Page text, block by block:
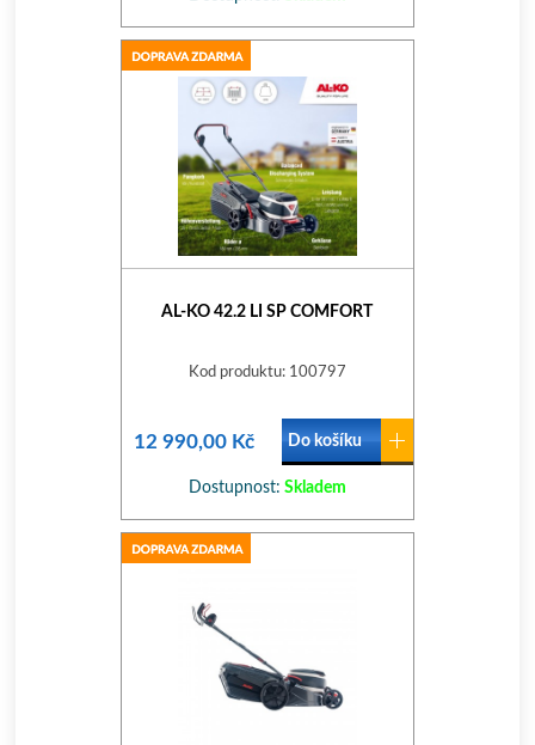
AL-KO 42.2 LI SP COMFORT
Kod produktu: 100797
12 990,00 Kč Do košíku
Dostupnost: Skladem